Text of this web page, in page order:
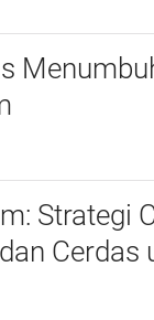
Strategi